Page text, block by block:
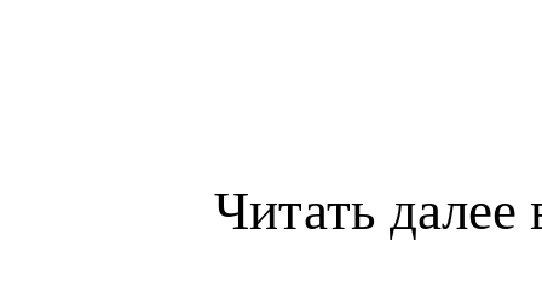
Читать далее